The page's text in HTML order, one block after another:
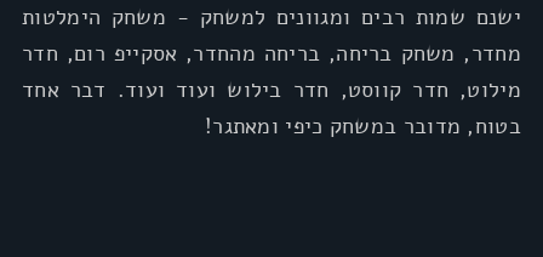
ישנם שמות רבים ומגוונים למשחק - משחק הימלטות
מחדר, משחק בריחה, בריחה מהחדר, אסקייפ רום, חדר
מילוט, חדר קווסט, חדר בילוש ועוד ועוד. דבר אחד
בטוח, מדובר במשחק כיפי ומאתגר!